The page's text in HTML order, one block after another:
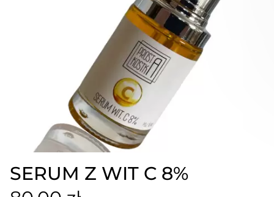
SERUM Z WIT C 8%